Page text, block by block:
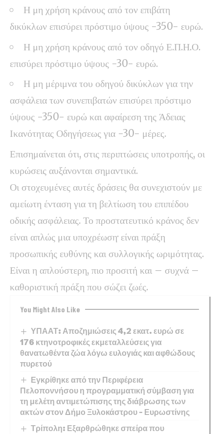
Η μη χρήση κράνους από τον επιβάτη
δικύκλων επισύρει πρόστιμο ύψους -350- ευρώ.
Η μη χρήση κράνους από τον οδηγό Ε.Π.Η.Ο.
επισύρει πρόστιμο ύψους -30- ευρώ.
Η μη μέριμνα του οδηγού δικύκλων για την
ασφάλεια των συνεπιβατών επισύρει πρόστιμο
ύψους -350- ευρώ και αφαίρεση της Άδειας
Ικανότητας Οδηγήσεως για -30- μέρες.
Επισημαίνεται ότι, στις περιπτώσεις υποτροπής, οι
κυρώσεις αυξάνονται σημαντικά.
Οι στοχευμένες αυτές δράσεις θα συνεχιστούν με
αμείωτη ένταση για τη βελτίωση του επιπέδου
οδικής ασφάλειας. Το προστατευτικό κράνος δεν
είναι απλώς μια υποχρέωση· είναι πράξη
προσωπικής ευθύνης και συλλογικής ωριμότητας.
Είναι η απλούστερη, πιο προσιτή και – συχνά –
καθοριστική πράξη που σώζει ζωές.
You Might Also Like
ΥΠΑΑΤ: Αποζημιώσεις 4,2 εκατ. ευρώ σε
176 κτηνοτροφικές εκμεταλλεύσεις για
θανατωθέντα ζώα λόγω ευλογιάς και αφθώδους
πυρετού
Εγκρίθηκε από την Περιφέρεια
Πελοποννήσου η προγραμματική σύμβαση για
τη μελέτη αντιμετώπισης της διάβρωσης των
ακτών στον Δήμο Ξυλοκάστρου – Ευρωστίνης
Τρίπολη: Εξαρθρώθηκε σπείρα που